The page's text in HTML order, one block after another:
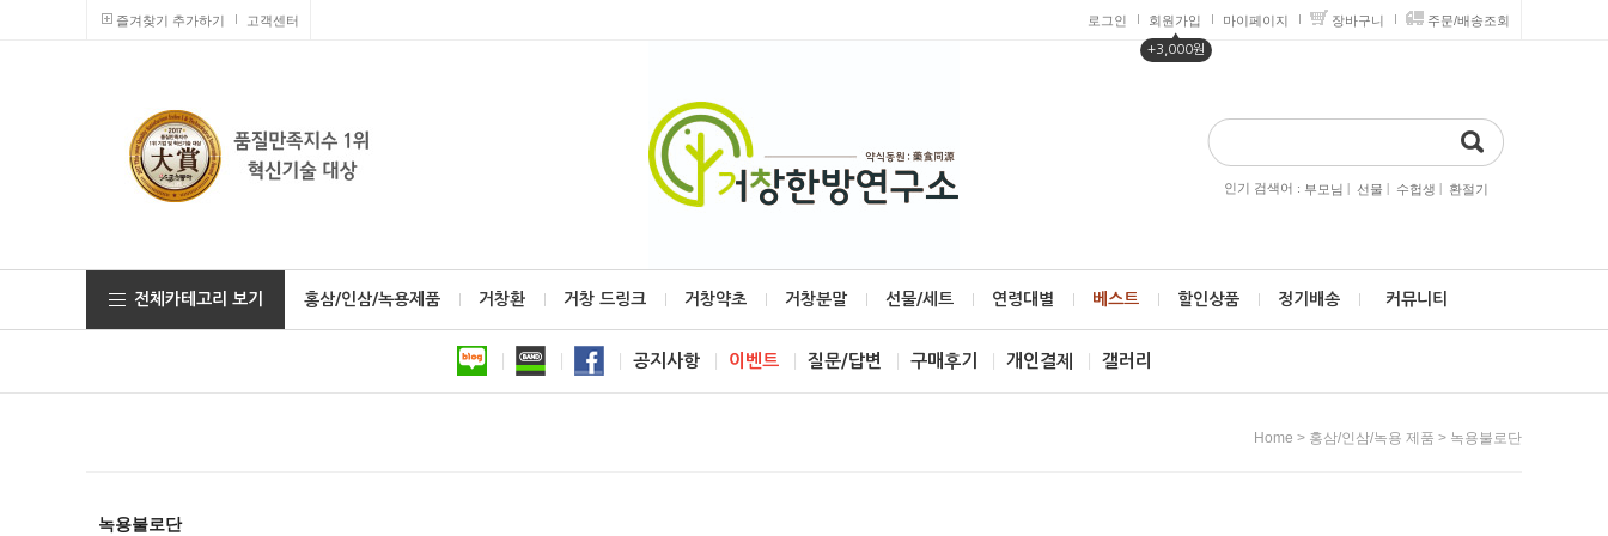
즐겨찾기 추가하기 고객센터 로그인 회원가입
▲
+3,000원
마이페이지 장바구니 주문/배송조회
인기 검색어 : 부모님 | 선물 | 수헙생 | 환절기
전체카테고리 보기 홍삼/인삼/녹용제품 거창환 거창 드링크 거창약초 거창분말 선물/세트 연령대별 베스트 할인상품 정기배송 커뮤니티
공지사항 이벤트 질문/답변 구매후기 개인결제 갤러리
Home > 홍삼/인삼/녹용 제품 > 녹용불로단
녹용불로단